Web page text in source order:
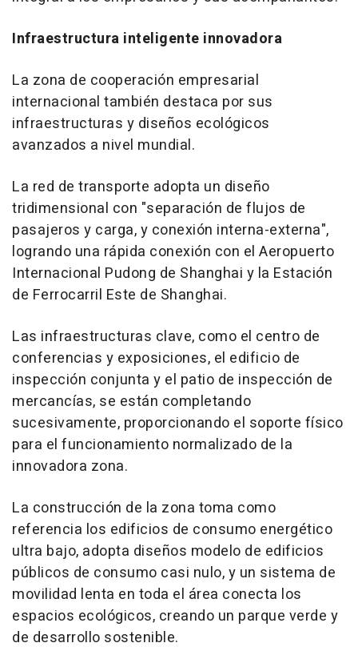
Infraestructura inteligente innovadora
La zona de cooperación empresarial
internacional también destaca por sus
infraestructuras y diseños ecológicos
avanzados a nivel mundial.
La red de transporte adopta un diseño
tridimensional con "separación de flujos de
pasajeros y carga, y conexión interna-externa",
logrando una rápida conexión con el Aeropuerto
Internacional Pudong de Shanghai y la Estación
de Ferrocarril Este de Shanghai.
Las infraestructuras clave, como el centro de
conferencias y exposiciones, el edificio de
inspección conjunta y el patio de inspección de
mercancías, se están completando
sucesivamente, proporcionando el soporte físico
para el funcionamiento normalizado de la
innovadora zona.
La construcción de la zona toma como
referencia los edificios de consumo energético
ultra bajo, adopta diseños modelo de edificios
públicos de consumo casi nulo, y un sistema de
movilidad lenta en toda el área conecta los
espacios ecológicos, creando un parque verde y
de desarrollo sostenible.